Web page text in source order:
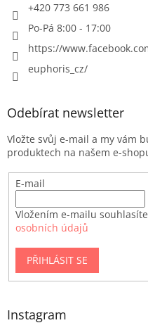
+420 773 661 986
Po-Pá 8:00 - 17:00
https://
euphoris_cz/
Odebírat newsletter
Vložte svůj e-mail a my vám
produktech na našem e-
E-mail
Vložením e-mailu
osobních údajů
PŘIHLÁSIT SE
Instagram